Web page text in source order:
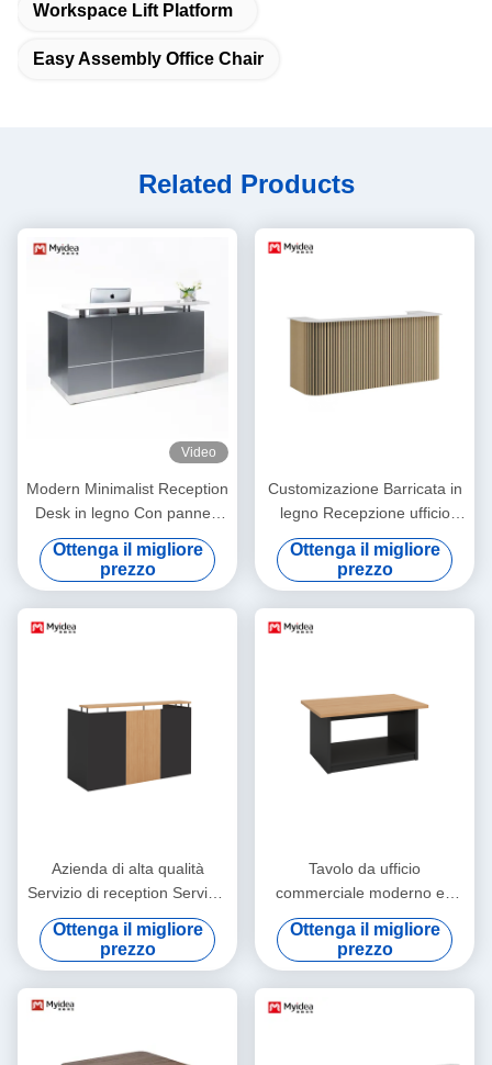
Workspace Lift Platform
Easy Assembly Office Chair
Related Products
Video
Modern Minimalist Reception
Desk in legno Con pannelli
frontali scuri Ufficio Hotel
Compagnia Ingresso
Ospedali Clienti Ospedali
Applicazioni Supporto
personalizzazione
Ottenga il migliore
prezzo
Customizazione Barricata in
legno Recepzione ufficio
Recepzione ufficio, White
Mountain Rock Board,
Recepzione moderna e
semplice
Ottenga il migliore
prezzo
Azienda di alta qualità
Servizio di reception Servizio
di ufficio Arredamento Hotel
Ristorante Negozio
Reception Desk Contatore
moderno semplice
Ottenga il migliore
prezzo
Tavolo da ufficio
commerciale moderno ed
ecologico in legno con
pannelli in melamina
Ottenga il migliore
prezzo